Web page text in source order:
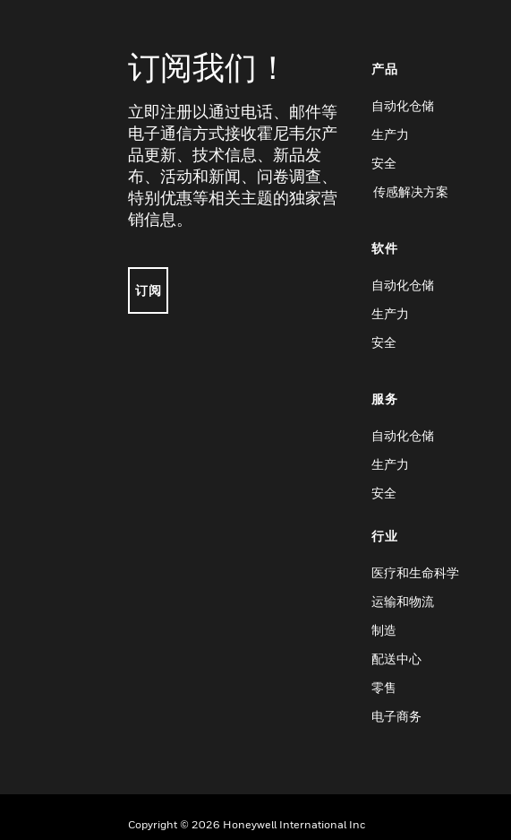
订阅我们！
立即注册以通过电话、邮件等
电子通信方式接收霍尼韦尔产
品更新、技术信息、新品发
布、活动和新闻、问卷调查、
特别优惠等相关主题的独家营
销信息。
订阅
产品
自动化仓储
生产力
安全
传感解决方案
软件
自动化仓储
生产力
安全
服务
自动化仓储
生产力
安全
行业
医疗和生命科学
运输和物流
制造
配送中心
零售
电子商务
Copyright © 2026 Honeywell International Inc